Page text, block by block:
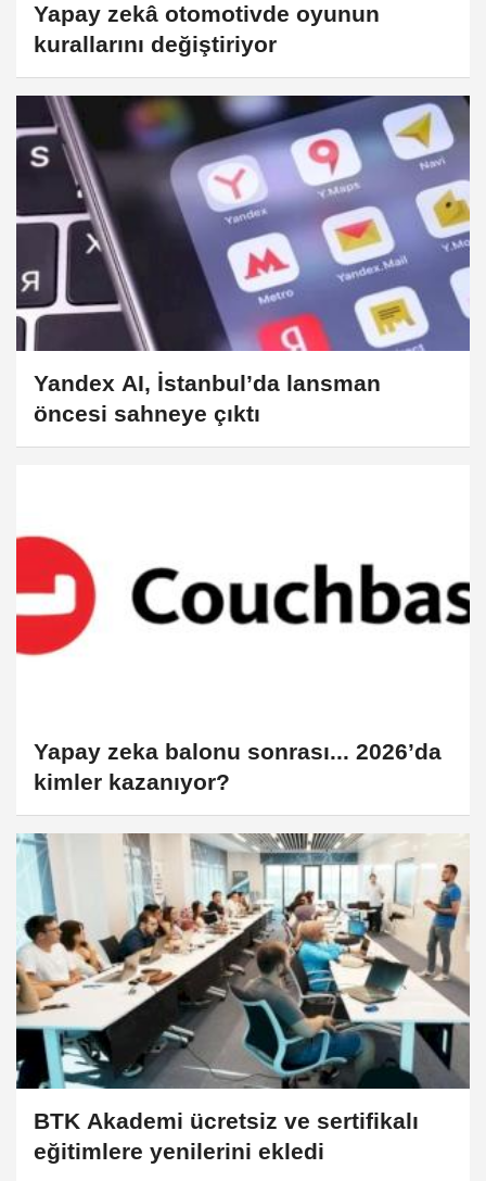
Yapay zekâ otomotivde oyunun
kurallarını değiştiriyor
Yandex AI, İstanbul’da lansman
öncesi sahneye çıktı
Yapay zeka balonu sonrası... 2026’da
kimler kazanıyor?
BTK Akademi ücretsiz ve sertifikalı
eğitimlere yenilerini ekledi